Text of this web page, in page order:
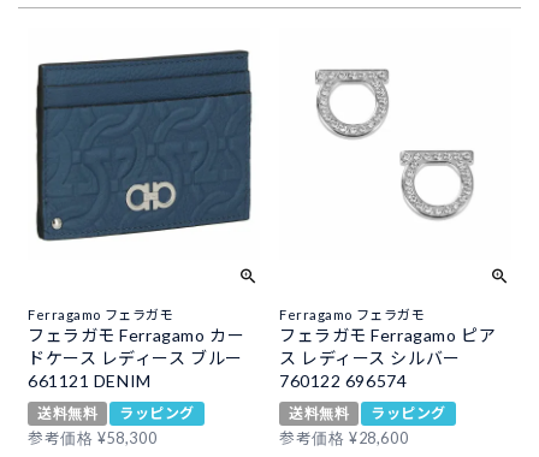
Ferragamo フェラガモ
フェラガモ Ferragamo カー
ドケース レディース ブルー
661121 DENIM
送料無料
ラッピング
参考価格 ¥58,300
Ferragamo フェラガモ
フェラガモ Ferragamo ピア
ス レディース シルバー
760122 696574
送料無料
ラッピング
参考価格 ¥28,600